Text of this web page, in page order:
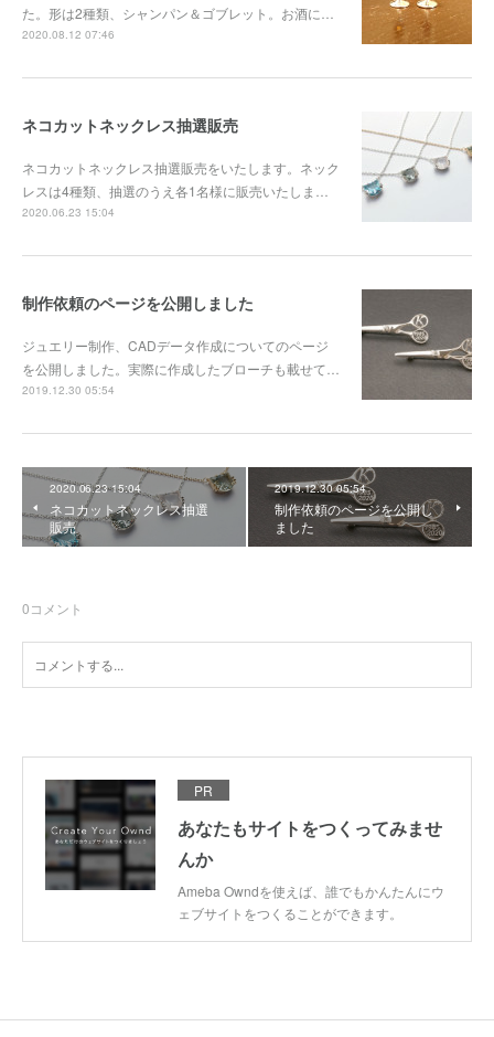
た。形は2種類、シャンパン＆ゴブレット。お酒に…
2020.08.12 07:46
ネコカットネックレス抽選販売
ネコカットネックレス抽選販売をいたします。ネック
レスは4種類、抽選のうえ各1名様に販売いたしま…
2020.06.23 15:04
制作依頼のページを公開しました
ジュエリー制作、CADデータ作成についてのページ
を公開しました。実際に作成したブローチも載せて…
2019.12.30 05:54
2020.06.23 15:04
ネコカットネックレス抽選
販売
2019.12.30 05:54
制作依頼のページを公開し
ました
0コメント
PR
あなたもサイトをつくってみませ
んか
Ameba Owndを使えば、誰でもかんたんにウ
ェブサイトをつくることができます。